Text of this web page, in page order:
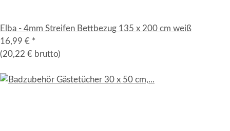
Elba - 4mm Streifen Bettbezug 135 x 200 cm weiß
16,99 € *
(20,22 € brutto)